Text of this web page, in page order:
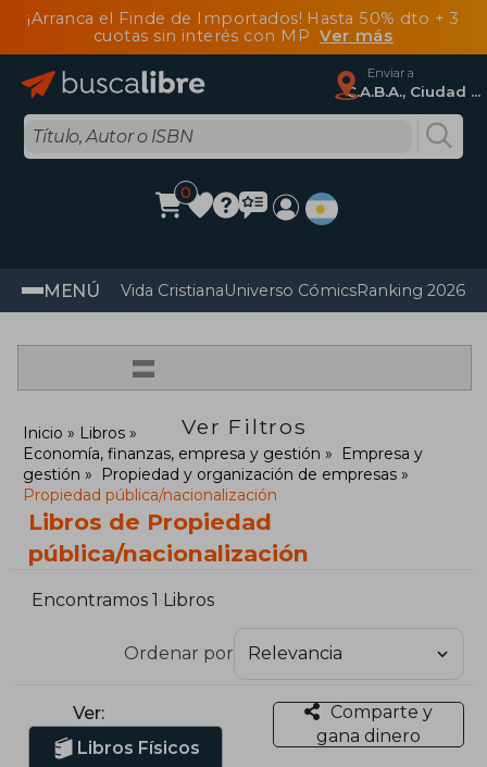
¡Arranca el Finde de Importados! Hasta 50% dto + 3
cuotas sin interés con MP Ver más
Enviar a
C.A.B.A., Ciudad Autónoma De Buenos Aires
0
MENÚ Vida CristianaUniverso CómicsRanking 2026
=
Ver Filtros
Inicio
Libros
Economía, finanzas, empresa y gestión
Empresa y
gestión
Propiedad y organización de empresas
Propiedad pública/nacionalización
Libros de Propiedad
pública/nacionalización
Encontramos 1 Libros
Ordenar por
Ver:
Libros Físicos
Comparte y
gana dinero